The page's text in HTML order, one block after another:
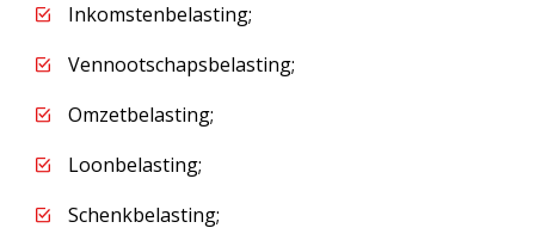
Inkomstenbelasting;
Vennootschapsbelasting;
Omzetbelasting;
Loonbelasting;
Schenkbelasting;